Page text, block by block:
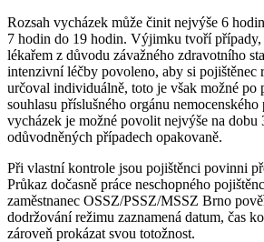
Rozsah vycházek může činit nejvýše 6
7 hodin do 19 hodin. Výjimku tvoří
lékařem z důvodu závažného zdravotního
intenzivní léčby povoleno, aby si pojištěnec
určoval individuálně, toto je však možné po
souhlasu příslušného orgánu
vycházek je možné povolit nejvýše na dobu
odůvodněných případech opakovaně.
Při vlastní kontrole jsou pojištěnci povinni
Průkaz dočasně práce neschopného
zaměstnanec OSSZ/PSSZ/MSSZ Brno
dodržování režimu zaznamená datum, čas
zároveň prokázat svou totožnost.